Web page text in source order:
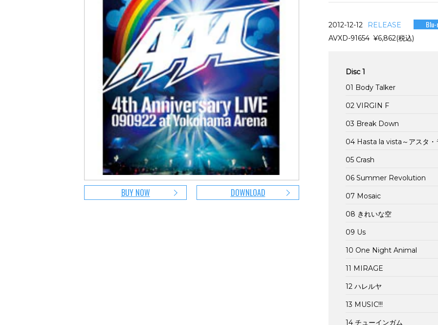
BUY NOW DOWNLOAD
2012-12-12 RELEASE
AVXD-91654 ¥6,862(税込)
Disc 1
01 Body Talker
02 VIRGIN F
03 Break Down
04 Hasta la vista～アスタ・
05 Crash
06 Summer Revolution
07 Mosaic
08 きれいな空
09 Us
10 One Night Animal
11 MIRAGE
12 ハレルヤ
13 MUSIC!!!
14 チューインガム